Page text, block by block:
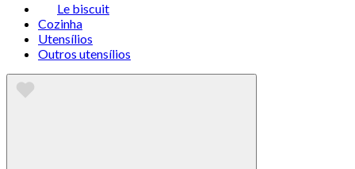
Le biscuit
Cozinha
Utensílios
Outros utensílios